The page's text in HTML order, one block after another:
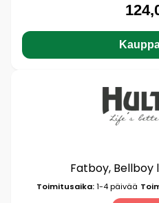
Fatboy,
Toimitusaika:1-4 päivää